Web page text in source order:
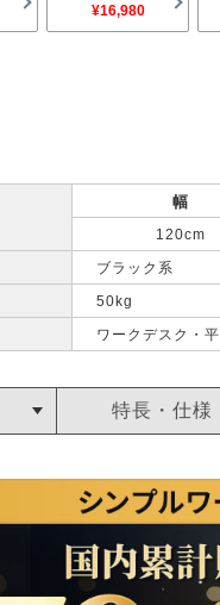
¥16,980
幅
120cm
ブラック系
50kg
ワークデスク・
特長・仕様